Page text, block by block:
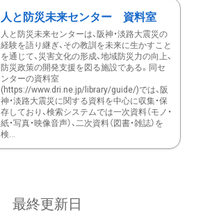
人と防災未来センター 資料室
人と防災未来センターは、阪神・淡路大震災の
経験を語り継ぎ、その教訓を未来に生かすこと
を通じて、災害文化の形成、地域防災力の向上、
防災政策の開発支援を図る施設である。同セ
ンターの資料室
(https://www.dri.ne.jp/library/guide/)では、阪
神・淡路大震災に関する資料を中心に収集・保
存しており、検索システムでは一次資料（モノ・
紙・写真・映像音声）、二次資料（図書・雑誌）を
検...
最終更新日